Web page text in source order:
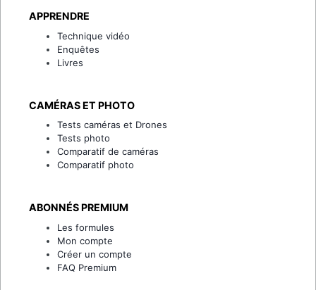
APPRENDRE
Technique vidéo
Enquêtes
Livres
CAMÉRAS ET PHOTO
Tests caméras et Drones
Tests photo
Comparatif de caméras
Comparatif photo
ABONNÉS PREMIUM
Les formules
Mon compte
Créer un compte
FAQ Premium